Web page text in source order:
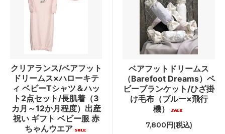
クリアランス/ベアフット
ドリームス×ハローキテ
ィ ベビーTシャツ＆ハッ
ト2点セット/長肌着（3
カ月～12か月程度）出産
祝い ギフト ベビー服 赤
ちゃんウエア
ベアフットドリームス
（Barefoot Dreams）ベ
ビーブランケット/ひざ掛
け毛布（ブルー×飛行
機）
7,800円(税込)